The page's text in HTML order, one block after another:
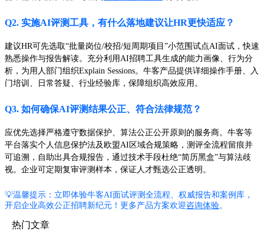
Q2. 实施AI评测工具，有什么落地建议让HR更快适应？
建议HR可先选取“批量岗位/校招/短周期项目”小范围试点AI面试，快速
熟悉操作与报告解读。充分利用AI招聘工具生成的能力画像、行为分
析，为用人部门组织Explain Sessions。牛客产品提供详细操作手册、入
门培训、日常答疑、行业经验库，保障组织高效应用。
Q3. 如何确保AI评测结果公正、符合法律规范？
应优先选择严格遵守数据保护、算法公正公开原则的服务商。牛客等
平台落实个人信息保护法及欧盟AI区域合规策略，测评全流程留痕并
可追溯，自助出具合规报告，通过技术手段杜绝“简历黑盒”与算法歧
视。企业可定期复审评测样本，保证人才甄选公正透明。
💡温馨提示：立即体验牛客AI面试评测全流程、权威报告和案例库，
开启企业高效公正招聘新纪元！更多产品方案欢迎咨询体验。
热门文章